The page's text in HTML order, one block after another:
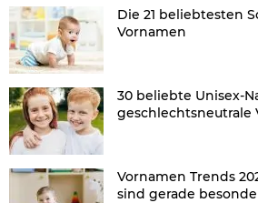
Die 21 beliebtesten
Vornamen
30 beliebte Unisex-
geschlechtsneutrale
Vornamen Trends
sind gerade